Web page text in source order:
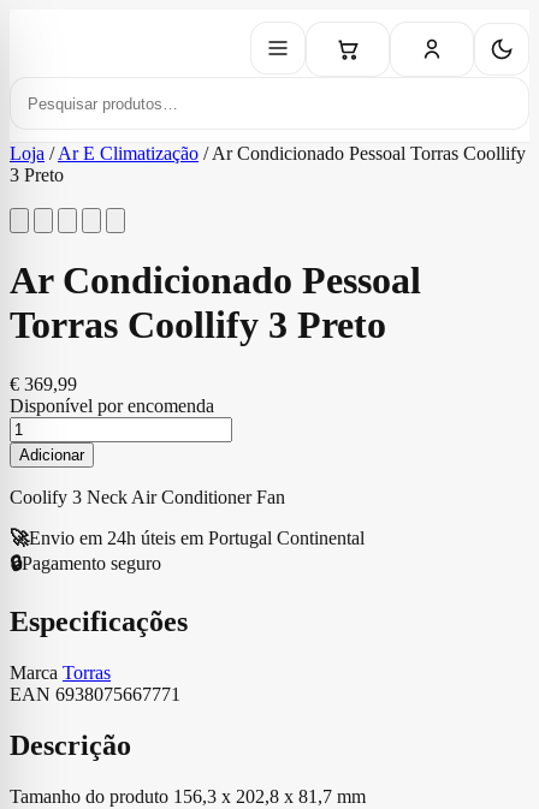
Loja / Ar E Climatização / Ar Condicionado Pessoal Torras Coollify
3 Preto
Ar Condicionado Pessoal
Torras Coollify 3 Preto
€ 369,99
Disponível por encomenda
Quantidade
de
Ar
Condicionado
Pessoal
Torras
Coollify
3
Adicionar
Coolify 3 Neck Air Conditioner Fan
🚀Envio em 24h úteis em Portugal Continental
🔒Pagamento seguro
Especificações
Marca Torras
EAN 6938075667771
Descrição
Tamanho do produto 156,3 x 202,8 x 81,7 mm